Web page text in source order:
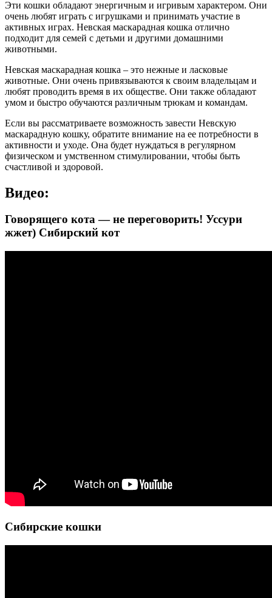
Эти кошки обладают энергичным и игривым характером. Они
очень любят играть с игрушками и принимать участие в
активных играх. Невская маскарадная кошка отлично
подходит для семей с детьми и другими домашними
животными.
Невская маскарадная кошка – это нежные и ласковые
животные. Они очень привязываются к своим владельцам и
любят проводить время в их обществе. Они также обладают
умом и быстро обучаются различным трюкам и командам.
Если вы рассматриваете возможность завести Невскую
маскарадную кошку, обратите внимание на ее потребности в
активности и уходе. Она будет нуждаться в регулярном
физическом и умственном стимулировании, чтобы быть
счастливой и здоровой.
Видео:
Говорящего кота — не переговорить! Уссури
жжет) Сибирский кот
Сибирские кошки